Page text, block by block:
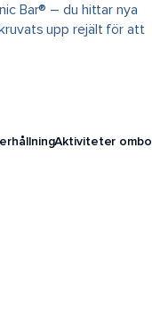
Bar® – du hittar nya
upp rejält för att
Aktiviteter